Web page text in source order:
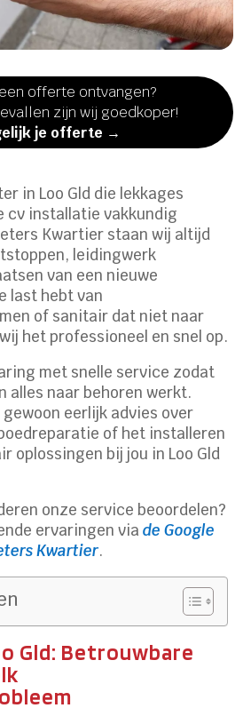
offerte ontvangen?
zijn wij goedkoper!
je offerte →
in Loo Gld die lekkages
cv installatie vakkundig
Kwartier staan wij altijd
leidingwerk
van een nieuwe
last hebt van
of sanitair dat niet naar
het professioneel en snel op.
met snelle service zodat
alles naar behoren werkt.
eerlijk advies over
of het installeren
oplossingen bij jou in Loo Gld
onze service beoordelen?
ervaringen viade Google
Kwartier.
Gld: Betrouwbare